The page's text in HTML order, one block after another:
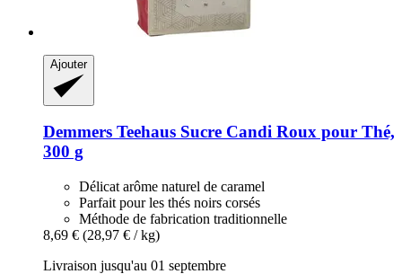
Ajouter
Demmers Teehaus Sucre Candi Roux pour Thé,
300 g
Délicat arôme naturel de caramel
Parfait pour les thés noirs corsés
Méthode de fabrication traditionnelle
8,69 € (28,97 € / kg)
Livraison jusqu'au 01 septembre